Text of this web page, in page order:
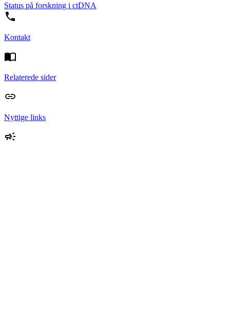
Status på forskning i ctDNA
Kontakt
Relaterede sider
Nyttige links